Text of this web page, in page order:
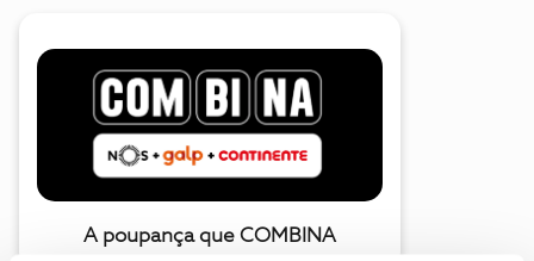
A poupança que COMBINA